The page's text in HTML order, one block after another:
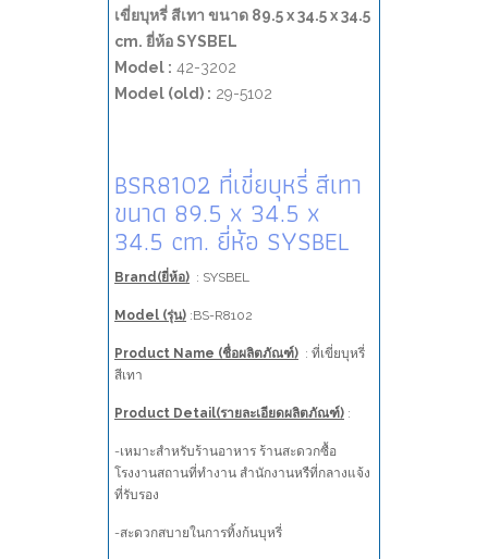
เขี่ยบุหรี่ สีเทา ขนาด 89.5 x 34.5 x 34.5
cm. ยี่ห้อ SYSBEL
Model : 42-3202
Model (old) : 29-5102
BSR8102 ที่เขี่ยบุหรี่ สีเทา
ขนาด 89.5 x 34.5 x
34.5 cm. ยี่ห้อ SYSBEL
Brand(ยี่ห้อ) : SYSBEL
Model (รุ่น) :BS-R8102
Product Name (ชื่อผลิตภัณฑ์) : ที่เขี่ยบุหรี่
สีเทา
Product Detail(รายละเอียดผลิตภัณฑ์) :
-เหมาะสำหรับร้านอาหาร ร้านสะดวกซื้อ
โรงงานสถานที่ทำงาน สำนักงานหรืที่กลางแจ้ง
ที่รับรอง
-สะดวกสบายในการทิ้งก้นบุหรี่